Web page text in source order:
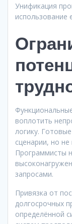
Унификация
использование
воплотить
логику.
сценарии, но
Программисты
запросами.
Привязка от
долгосрочных
определённой